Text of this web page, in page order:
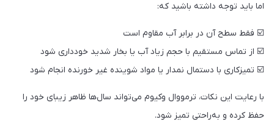
اما باید توجه داشته باشید که:
☑️ فقط سطح آن در برابر آب مقاوم است
☑️ از تماس مستقیم با حجم زیاد آب یا بخار شدید خودداری شود
☑️ تمیزکاری با دستمال نمدار یا مواد شوینده غیر خورنده انجام شود
با رعایت این نکات، ترمووال وکیوم می‌تواند سال‌ها ظاهر زیبای خود را
حفظ کرده و به‌راحتی تمیز شود.